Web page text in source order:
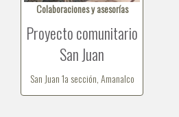
Colaboraciones y asesorías
Proyecto comunitario
San Juan
San Juan 1a sección, Amanalco